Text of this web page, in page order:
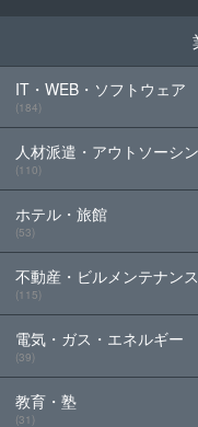
IT・WEB・ソフトウェア
(184)
人材派遣・アウトソーシ
(110)
ホテル・旅館
(53)
不動産・ビルメンテナンス
(115)
電気・ガス・エネルギー
(39)
教育・塾
(31)